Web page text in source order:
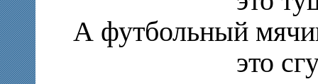
А футбольный
это